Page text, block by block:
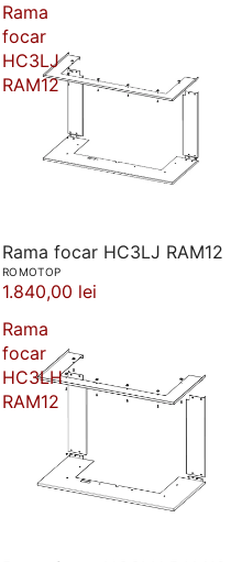
Rama
focar
HC3LJ
RAM12
Rama focar HC3LJ RAM12
ROMOTOP
1.840,00 lei
Rama
focar
HC3LH
RAM12